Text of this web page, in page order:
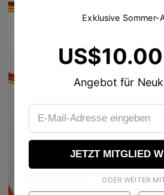
Exklusive Sommer-
Angebot für
JETZT MITGLIED
ODER WEITER